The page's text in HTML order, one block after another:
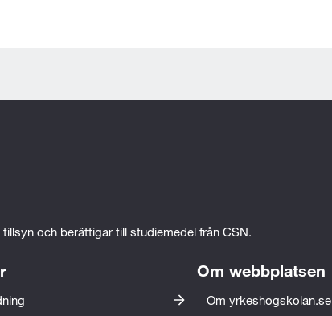
och berättigar till studiemedel från CSN.
Om webbplatsen
Om yrkeshogskolan.se